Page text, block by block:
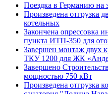
Поездка в Германию на
Произведена отгрузка
котельных
Закончена опрессовка
пункта ИТП-350 для
Завершен монтаж двух
ТКУ 1200 для ЖК
Завершено
мощностью 750 кВт
Произведена отгрузка